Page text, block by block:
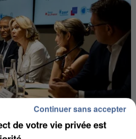
FRANCE LANCE UN ÉLAN
LES...
de votre vie privée est
Continuer sans accepter